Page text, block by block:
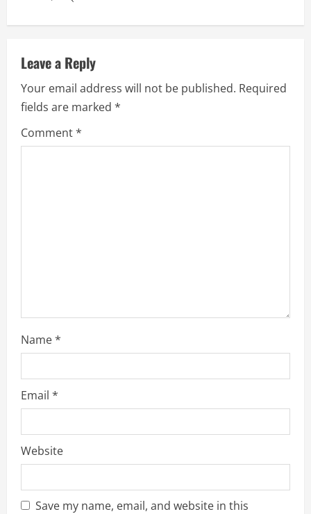
Leave a Reply
Your email address will not be published. Required
fields are marked *
Comment*
Name*
Email *
Website
Save my name, email, and website in this